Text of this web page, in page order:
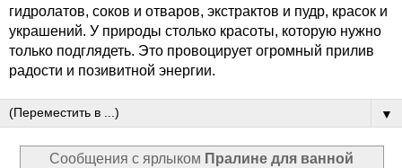
гидролатов, соков и отваров, экстрактов и пудр, красок и
украшений. У природы столько красоты, которую нужно
только подглядеть. Это провоцирует огромный прилив
радости и позивитной энергии.
▼
Сообщения с ярлыком Пралинe для ванной